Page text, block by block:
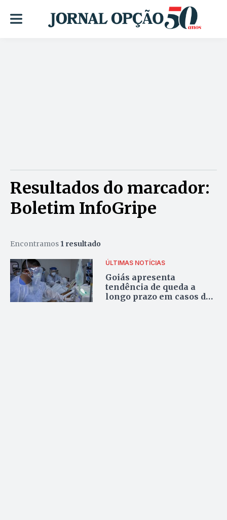
Resultados do marcador:
Boletim InfoGripe
Encontramos 1 resultado
ÚLTIMAS NOTÍCIAS
Goiás apresenta
tendência de queda a
longo prazo em casos de